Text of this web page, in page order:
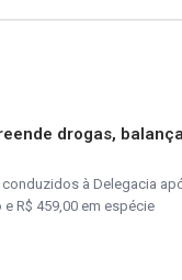
drogas,
à Delegacia
R$ 459,00 em espécie